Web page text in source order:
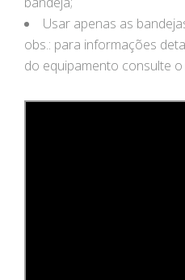
Usar apenas as
obs.: para informações
do equipamento consulte